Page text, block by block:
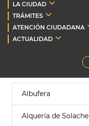
LA CIUDAD
TRÁMITES
ATENCIÓN CIUDADANA
ACTUALIDAD
Albufera
Alquería de Solache